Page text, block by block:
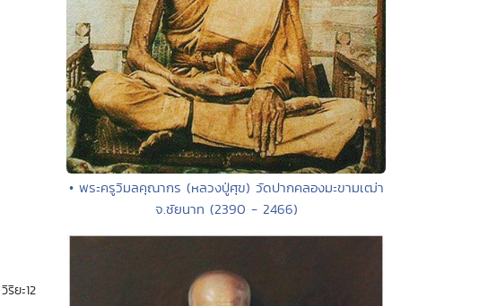
วิริยะ12
• พระครูวิมลคุณากร (หลวงปู่ศุข) วัดปากคลองมะขามเฒ่า
จ.ชัยนาท (2390 - 2466)